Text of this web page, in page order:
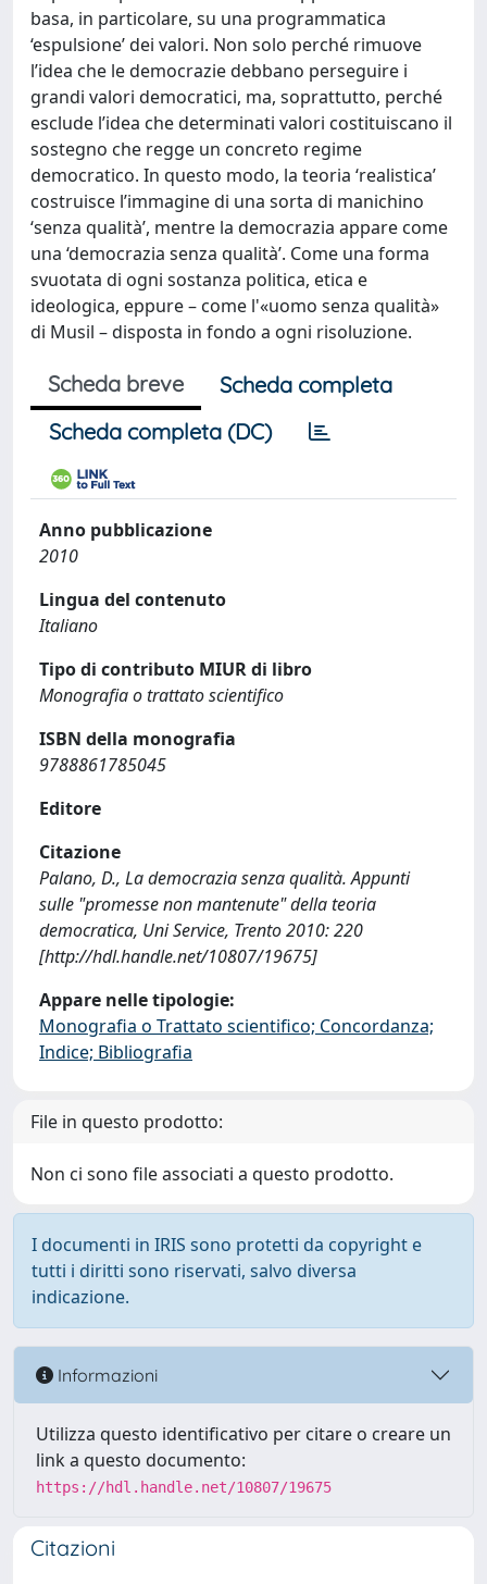
basa, in particolare, su una programmatica
‘espulsione’ dei valori. Non solo perché rimuove
l’idea che le democrazie debbano perseguire i
grandi valori democratici, ma, soprattutto, perché
esclude l’idea che determinati valori costituiscano il
sostegno che regge un concreto regime
democratico. In questo modo, la teoria ‘realistica’
costruisce l’immagine di una sorta di manichino
‘senza qualità’, mentre la democrazia appare come
una ‘democrazia senza qualità’. Come una forma
svuotata di ogni sostanza politica, etica e
ideologica, eppure – come l'«uomo senza qualità»
di Musil – disposta in fondo a ogni risoluzione.
Scheda breve
Scheda completa
Scheda completa (DC)
Anno pubblicazione
2010
Lingua del contenuto
Italiano
Tipo di contributo MIUR di libro
Monografia o trattato scientifico
ISBN della monografia
9788861785045
Editore
Citazione
Palano, D., La democrazia senza qualità. Appunti
sulle "promesse non mantenute" della teoria
democratica, Uni Service, Trento 2010: 220
[http://hdl.handle.net/10807/19675]
Appare nelle tipologie:
Monografia o Trattato scientifico; Concordanza;
Indice; Bibliografia
File in questo prodotto:
Non ci sono file associati a questo prodotto.
I documenti in IRIS sono protetti da copyright e
tutti i diritti sono riservati, salvo diversa
indicazione.
Informazioni
Utilizza questo identificativo per citare o creare un
link a questo documento:
https://hdl.handle.net/10807/19675
Citazioni